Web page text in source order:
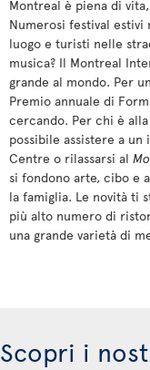
Montreal è piena di
Numerosi festival
luogo e turisti nelle
musica? Il Montreal
grande al mondo. Per
Premio annuale di
cercando. Per chi è
possibile assistere a
Centre o rilassarsi al
si fondono arte, cibo e
la famiglia. Le novità ti
più alto numero di
una grande varietà di
Scopri i